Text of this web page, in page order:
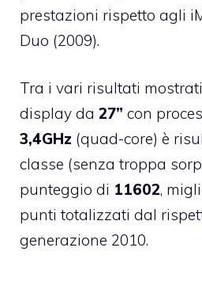
prestazioni rispetto agli
Duo (2009).
Tra i vari risultati
display da 27” con
3,4GHz (quad-core) è
classe (senza troppa
punteggio di 11602,
punti totalizzati dal
generazione 2010.